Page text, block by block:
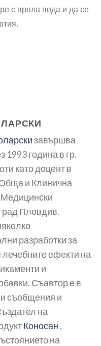
с вряла вода и да се
завършва
1993 година в гр.
като доцент в
и Клинична
Пловдив.
разработки за
ефекти на
и
Съавтор е в
съобщения и
на
Коносан ,
на